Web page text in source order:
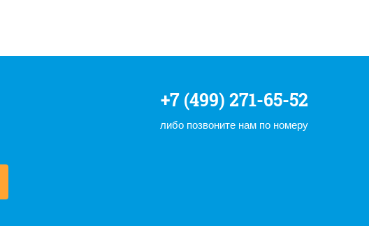
+7 (499) 271-65-52
либо позвоните нам по номеру